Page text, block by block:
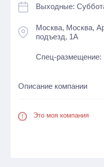
Выходные:
Москва, Москва,
подъезд, 1А
Спец-размещение:
Описание компании
Это моя компания